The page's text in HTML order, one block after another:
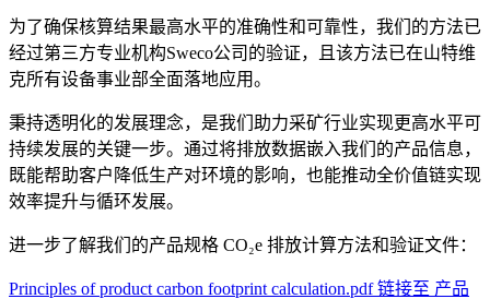
为了确保核算结果最高水平的准确性和可靠性，我们的方法已
经过第三方专业机构Sweco公司的验证，且该方法已在山特维
克所有设备事业部全面落地应用。
秉持透明化的发展理念，是我们助力采矿行业实现更高水平可
持续发展的关键一步。通过将排放数据嵌入我们的产品信息，
既能帮助客户降低生产对环境的影响，也能推动全价值链实现
效率提升与循环发展。
进一步了解我们的产品规格 CO₂e 排放计算方法和验证文件：
Principles of product carbon footprint calculation.pdf链接至 产品